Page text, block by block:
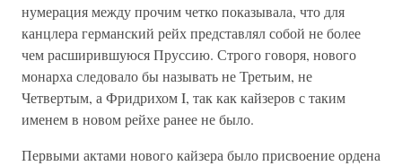
нумерация между прочим четко показывала, что для
канцлера германский рейх представлял собой не более
чем расширившуюся Пруссию. Строго говоря, нового
монарха следовало бы называть не Третьим, не
Четвертым, а Фридрихом I, так как кайзеров с таким
именем в новом рейхе ранее не было.
Первыми актами нового кайзера было присвоение ордена